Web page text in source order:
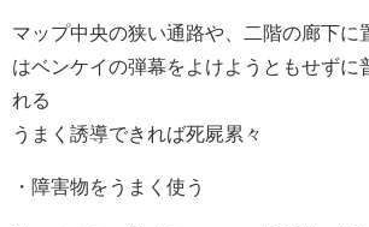
マップ中央の狭い通路や、二階の廊下に
はベンケイの弾幕をよけようともせずに
れる
うまく誘導できれば死屍累々
・障害物をうまく使う